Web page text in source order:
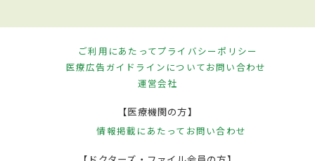
ご利用にあたってプライバシーポリシー
医療広告ガイドラインについてお問い合わせ
運営会社
【医療機関の方】
情報掲載にあたって お問い合わせ